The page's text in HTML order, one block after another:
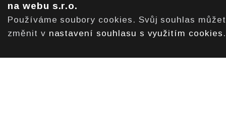
na webu s.r.o.
Používáme soubory cookies. Svůj souhlas
změnit v nastavení souhlasu s využitím cookies .